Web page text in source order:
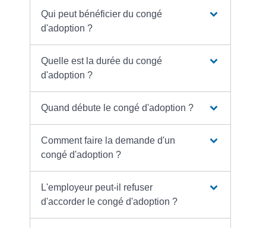
Qui peut bénéficier du congé
d'adoption ?
Quelle est la durée du congé
d'adoption ?
Quand débute le congé d'adoption ?
Comment faire la demande d'un
congé d'adoption ?
L'employeur peut-il refuser
d'accorder le congé d'adoption ?